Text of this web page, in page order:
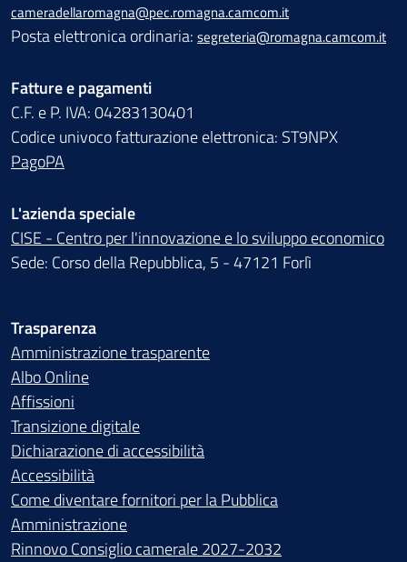
cameradellaromagna@pec.romagna.camcom.it
Posta elettronica ordinaria: segreteria@romagna.camcom.it
Fatture e pagamenti
C.F. e P. IVA: 04283130401
Codice univoco fatturazione elettronica: ST9NPX
PagoPA
L'azienda speciale
CISE - Centro per l'innovazione e lo sviluppo economico
Sede: Corso della Repubblica, 5 - 47121 Forlì
Trasparenza
Amministrazione trasparente
Albo Online
Affissioni
Transizione digitale
Dichiarazione di accessibilità
Accessibilità
Come diventare fornitori per la Pubblica
Amministrazione
Rinnovo Consiglio camerale 2027-2032